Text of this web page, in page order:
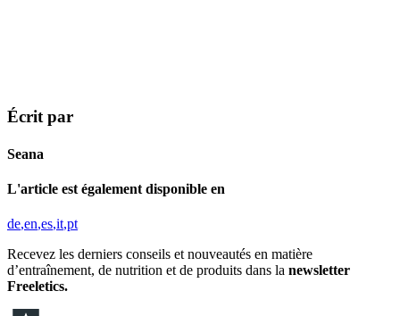
Écrit par
Seana
L'article est également disponible en
de en es it pt
Recevez les derniers conseils et nouveautés en matière
d’entraînement, de nutrition et de produits dans la newsletter
Freeletics.